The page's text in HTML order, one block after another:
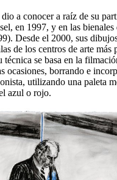
a conocer a raíz de su
en 1997, y en las bienales
Desde el 2000, sus
de los centros de arte más
técnica se basa en la
ocasiones, borrando e
utilizando una paleta
azul o rojo.